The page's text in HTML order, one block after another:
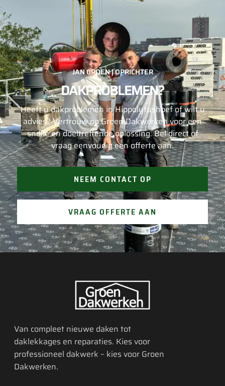
noodoplossing
geplaatst zodat
verdere schade
wordt voorkomen.
JAN GROEN | OPRICHTER
DAKPROBLEMEN?
Heeft u dakproblemen in Hippolytushoef of wilt u
advies? Vertrouw op Groen Dakwerken voor een
snelle en doeltreffende oplossing. Bel direct of
vraag eenvoudig een offerte aan.
NEEM CONTACT OP
VRAAG OFFERTE AAN
Van compleet nieuwe daken tot
daklekkages en reparaties. Kies voor
professioneel dakwerk – kies voor Groen
Dakwerken.